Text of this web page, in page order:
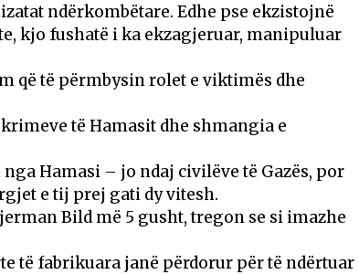
ndërkombëtare. Edhe pse ekzistojnë
kjo fushatë i ka ekzagjeruar, manipuluar
që të përmbysin rolet e viktimës dhe
të Hamasit dhe shmangia e
Hamasi – jo ndaj civilëve të Gazës, por
e tij prej gati dy vitesh.
Bild më 5 gusht, tregon se si imazhe
të fabrikuara janë përdorur për të ndërtuar